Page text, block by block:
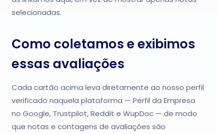
selecionadas.
Como coletamos e exibimos
essas avaliações
Cada cartão acima leva diretamente ao nosso perfil
verificado naquela plataforma — Perfil da Empresa
no Google, Trustpilot, Reddit e WupDoc — de modo
que notas e contagens de avaliações são